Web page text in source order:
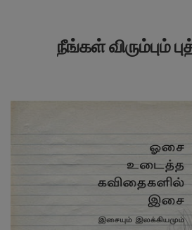
நீங்கள் விரும்பும்